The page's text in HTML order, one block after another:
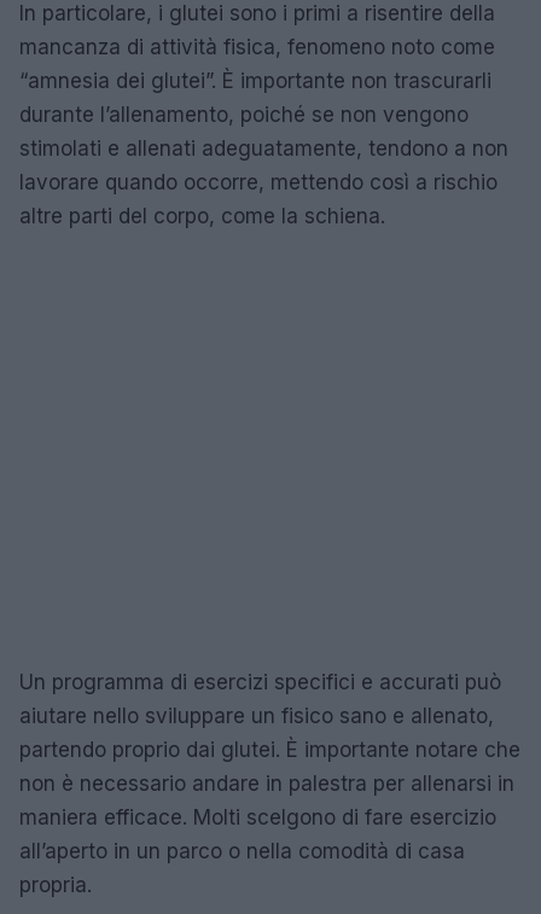
In particolare, i glutei sono i primi a risentire della
mancanza di attività fisica, fenomeno noto come
“amnesia dei glutei”. È importante non trascurarli
durante l’allenamento, poiché se non vengono
stimolati e allenati adeguatamente, tendono a non
lavorare quando occorre, mettendo così a rischio
altre parti del corpo, come la schiena.
Un programma di esercizi specifici e accurati può
aiutare nello sviluppare un fisico sano e allenato,
partendo proprio dai glutei. È importante notare che
non è necessario andare in palestra per allenarsi in
maniera efficace. Molti scelgono di fare esercizio
all’aperto in un parco o nella comodità di casa
propria.